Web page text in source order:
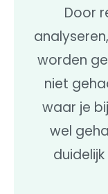
Door
worden
niet
waar je
wel